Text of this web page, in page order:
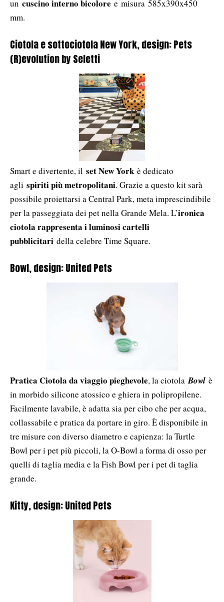
un cuscino interno bicolore e misura 585x390x450
mm.
Ciotola e sottociotola New York, design: Pets
(R)evolution by Seletti
Smart e divertente, il set New Yorkè dedicato
agli spiriti più metropolitani. Grazie a questo kit sarà
possibile proiettarsi a Central Park, meta imprescindibile
per la passeggiata dei pet nella Grande Mela. L’ironica
ciotola rappresenta i luminosi cartelli
pubblicitari della celebre Time Square.
Bowl, design: United Pets
Pratica Ciotola da viaggio pieghevole, la ciotola Bowl è
in morbido silicone atossico e ghiera in polipropilene.
Facilmente lavabile, è adatta sia per cibo che per acqua,
collassabile e pratica da portare in giro. È disponibile in
tre misure con diverso diametro e capienza: la Turtle
Bowl per i pet più piccoli, la O-Bowl a forma di osso per
quelli di taglia media e la Fish Bowl per i pet di taglia
grande.
Kitty, design: United Pets